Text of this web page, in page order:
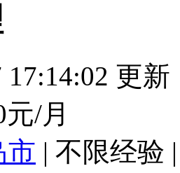
17:14:02 更新
/月
市 | 不限经验 |